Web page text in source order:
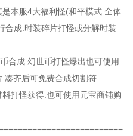
本服4大福利怪(和平模式.全体
合成.时装碎片打怪或分解时装
合成.幻世币打怪爆出也可使用
凑齐后可免费合成切割符
打怪获得.也可使用元宝商铺购